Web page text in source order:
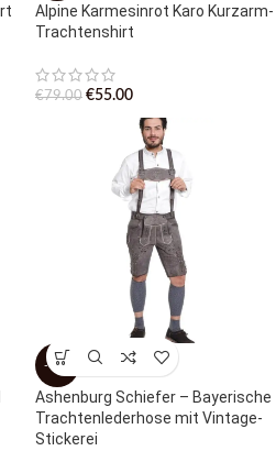
Alpine Karmesinrot Karo Kurzarm-
Trachtenshirt
€79.00 €55.00
-46%
Ashenburg Schiefer – Bayerische
Trachtenlederhose mit Vintage-
Stickerei